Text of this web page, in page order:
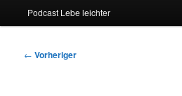
Podcast Lebe leichter
Beitragsnavigation
← Vorheriger